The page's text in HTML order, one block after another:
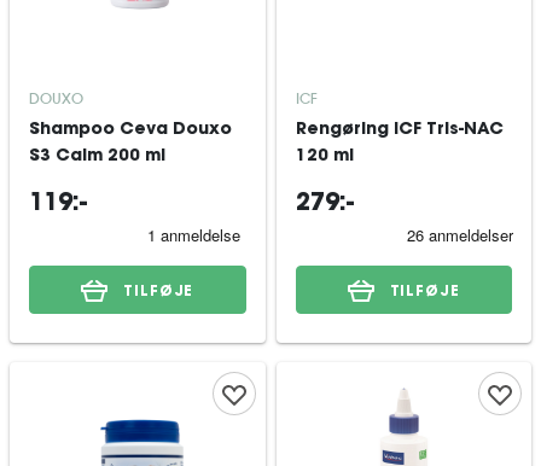
DOUXO
Shampoo Ceva Douxo
S3 Calm 200 ml
119:-
TILFØJE
ICF
Rengøring ICF Tris-NAC
120 ml
279:-
TILFØJE